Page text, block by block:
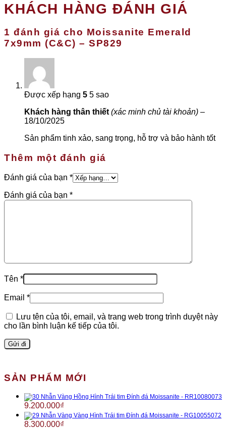
KHÁCH HÀNG ĐÁNH GIÁ
1 đánh giá cho Moissanite Emerald
7x9mm (C&C) – SP829
Được xếp hạng 5 5 sao
Khách hàng thân thiết (xác minh chủ tài khoản) –
18/10/2025
Sản phẩm tinh xảo, sang trọng, hỗ trợ và bảo hành tốt
Thêm một đánh giá
Đánh giá của bạn *
Đánh giá của bạn *
Tên *
Email *
Lưu tên của tôi, email, và trang web trong trình duyệt này
cho lần bình luận kế tiếp của tôi.
SẢN PHẨM MỚI
Nhẫn Vàng Hồng Hình Trái tim Đính đá Moissanite - RR10080073
9.200.000₫
Nhẫn Vàng Vàng Hình Trái tim Đính đá Moissanite - RG10055072
8.300.000₫